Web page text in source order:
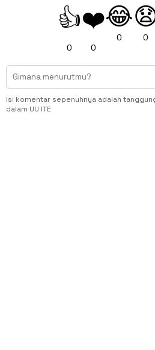
👍
0
❤️
0
😂
0 0
Isi komentar sepenuhnya adalah
dalam UU ITE